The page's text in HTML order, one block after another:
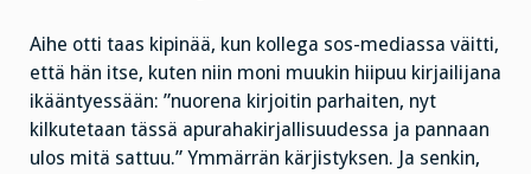
Aihe otti taas kipinää, kun kollega sos-mediassa väitti,
että hän itse, kuten niin moni muukin hiipuu kirjailijana
ikääntyessään: ”nuorena kirjoitin parhaiten, nyt
kilkutetaan tässä apurahakirjallisuudessa ja pannaan
ulos mitä sattuu.” Ymmärrän kärjistyksen. Ja senkin,